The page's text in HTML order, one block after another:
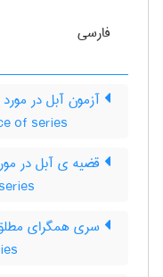
فارسی
آزمون آبل در
of series
قضیه ی آبل در
سری همگرای